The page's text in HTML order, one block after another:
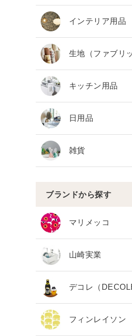
カテゴリーから探す
ブランド
ガイドライン
インテリア用品
生地（ファブリ
キッチン用品
日用品
雑貨
ブランドから探す
マリメッコ
山崎実業
デコレ（
フィンレイソン